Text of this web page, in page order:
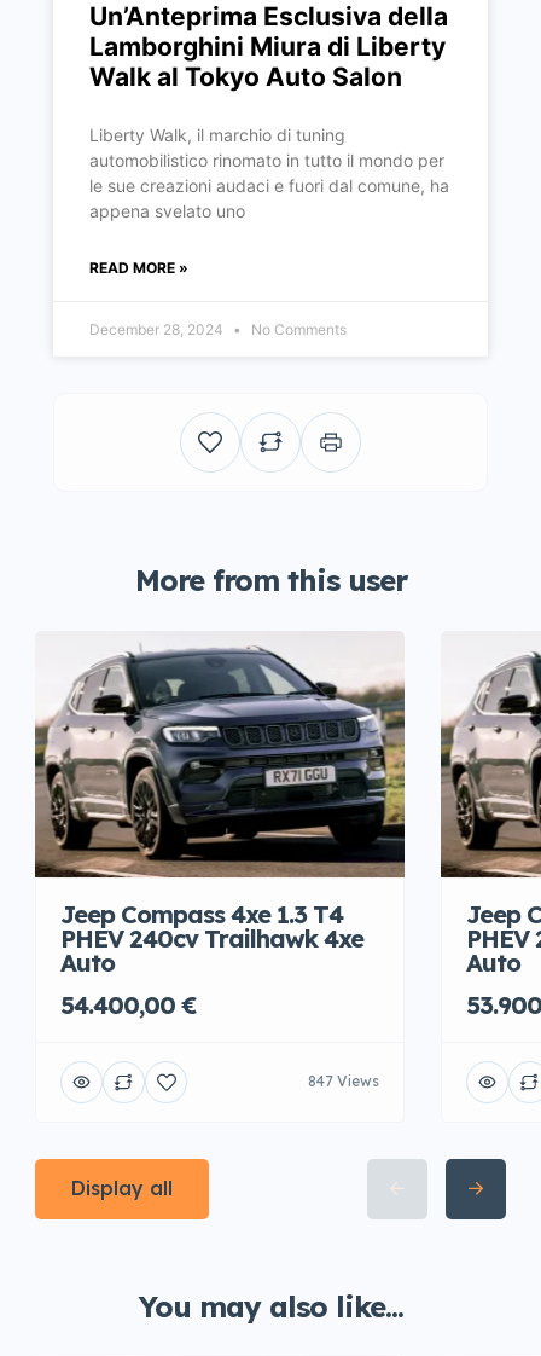
Un’Anteprima Esclusiva della
Lamborghini Miura di Liberty
Walk al Tokyo Auto Salon
Liberty Walk, il marchio di tuning
automobilistico rinomato in tutto il mondo per
le sue creazioni audaci e fuori dal comune, ha
appena svelato uno
READ MORE »
December 28, 2024 No Comments
More from this user
Jeep Compass 4xe 1.3 T4
PHEV 240cv Trailhawk 4xe
Auto
54.400,00 €
847 Views
Jeep
Auto
Display all
You may also like...